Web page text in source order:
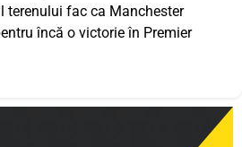
terenului fac ca Manchester
încă o victorie în Premier